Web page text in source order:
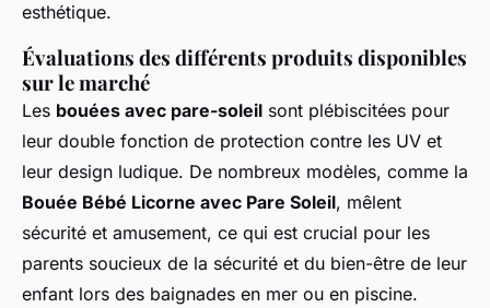
esthétique.
Évaluations des différents produits disponibles
sur le marché
Les bouées avec pare-soleil sont plébiscitées pour
leur double fonction de protection contre les UV et
leur design ludique. De nombreux modèles, comme la
Bouée Bébé Licorne avec Pare Soleil, mêlent
sécurité et amusement, ce qui est crucial pour les
parents soucieux de la sécurité et du bien-être de leur
enfant lors des baignades en mer ou en piscine.